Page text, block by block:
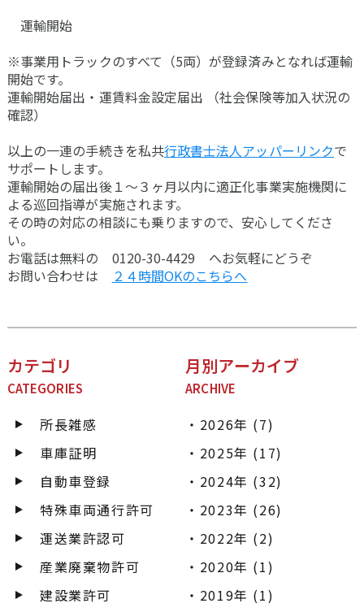
運輸開始
※事業用トラックのすべて（5両）が登録済みとなれば運輸
開始です。
運輸開始届出・運賃料金設定届出 （社会保険等加入状況の
確認）
以上の一連の手続きを私共行政書士法人アッパーリンクで
サポートします。
運輸開始の届出後１～３ヶ月以内に適正化事業実施機関に
よる巡回指導が実施されます。
その時の対応の相談にも乗りますので、安心してくださ
い。
お電話は無料の 0120-30-4429 へお気軽にどうぞ
お問い合わせは
２４時間OKのこちらへ
カテゴリ
CATEGORIES
所長雑感
車庫証明
自動車登録
特殊車両通行許可
運送業許認可
産業廃棄物許可
建設業許可
月別アーカイブ
ARCHIVE
2026年 (7)
2025年 (17)
2024年 (32)
2023年 (26)
2022年 (2)
2020年 (1)
2019年 (1)